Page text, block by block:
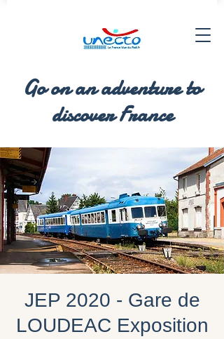
Go on an adventure to
discover France
JEP 2020 - Gare de
LOUDEAC Exposition